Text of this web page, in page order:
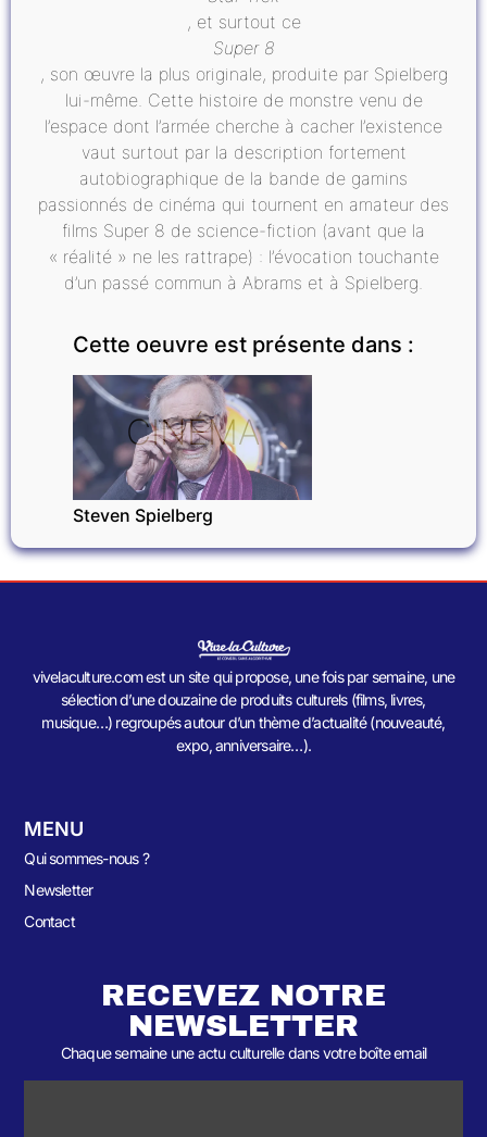
, et surtout ce
Super 8
, son œuvre la plus originale, produite par Spielberg
lui-même. Cette histoire de monstre venu de
l’espace dont l’armée cherche à cacher l’existence
vaut surtout par la description fortement
autobiographique de la bande de gamins
passionnés de cinéma qui tournent en amateur des
films Super 8 de science-fiction (avant que la
« réalité » ne les rattrape) : l’évocation touchante
d’un passé commun à Abrams et à Spielberg.
Cette oeuvre est présente dans :
CINÉMA
Steven Spielberg
vivelaculture.com est un site qui propose, une fois par semaine, une
sélection d’une douzaine de produits culturels (films, livres,
musique…) regroupés autour d’un thème d’actualité (nouveauté,
expo, anniversaire…).
MENU
Qui sommes-nous ?
Newsletter
Contact
RECEVEZ NOTRE
NEWSLETTER
Chaque semaine une actu culturelle dans votre boîte email